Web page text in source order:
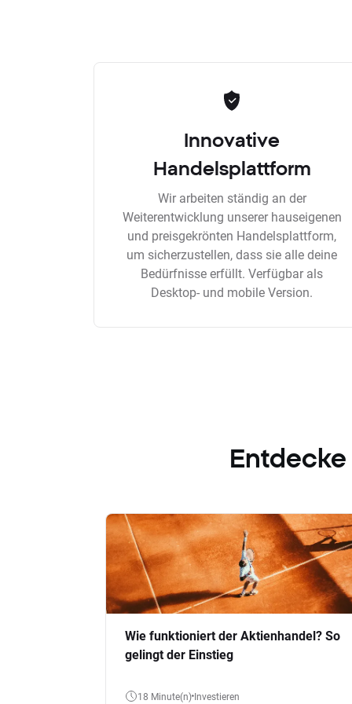
Innovative
Handelsplattform
Wir arbeiten ständig an der
Weiterentwicklung unserer hauseigenen
und preisgekrönten Handelsplattform,
um sicherzustellen, dass sie alle deine
Bedürfnisse erfüllt. Verfügbar als
Desktop- und mobile Version.
Entdecke
Wie funktioniert der Aktienhandel? So
gelingt der Einstieg
18 Minute(n) Investieren